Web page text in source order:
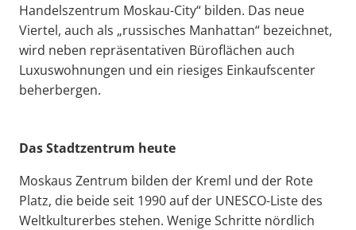
Handelszentrum Moskau-City“ bilden. Das neue
Viertel, auch als „russisches Manhattan“ bezeichnet,
wird neben repräsentativen Büroflächen auch
Luxuswohnungen und ein riesiges Einkaufscenter
beherbergen.
Das Stadtzentrum heute
Moskaus Zentrum bilden der Kreml und der Rote
Platz, die beide seit 1990 auf der UNESCO-Liste des
Weltkulturerbes stehen. Wenige Schritte nördlich